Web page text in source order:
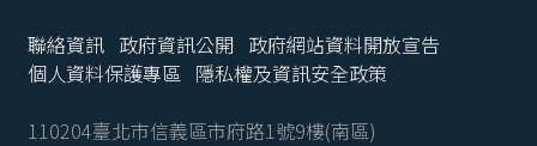
聯絡資訊 政府資訊公開 政府網站資料開放宣告
個人資料保護專區 隱私權及資訊安全政策
110204臺北市信義區市府路1號9樓(南區)